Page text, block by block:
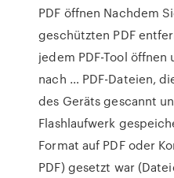
PDF öffnen Nachdem
geschützten PDF
jedem PDF-Tool öffnen
nach … PDF-Dateien,
des Geräts gescannt
Flashlaufwerk
Format auf PDF oder
PDF) gesetzt war